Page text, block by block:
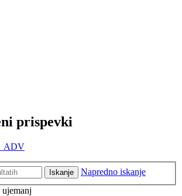
prispevki
Iskanje
Napredno iskanje